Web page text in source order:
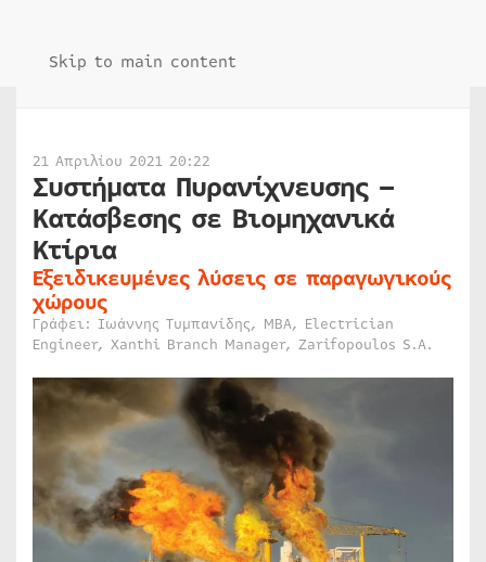
Skip to main content
21 Απριλίου 2021 20:22
Συστήματα Πυρανίχνευσης –
Κατάσβεσης σε Βιομηχανικά
Κτίρια
Εξειδικευμένες λύσεις σε παραγωγικούς
χώρους
Γράφει: Ιωάννης Τυμπανίδης, MBA, Electrician
Engineer, Xanthi Branch Manager, Zarifopoulos S.A.